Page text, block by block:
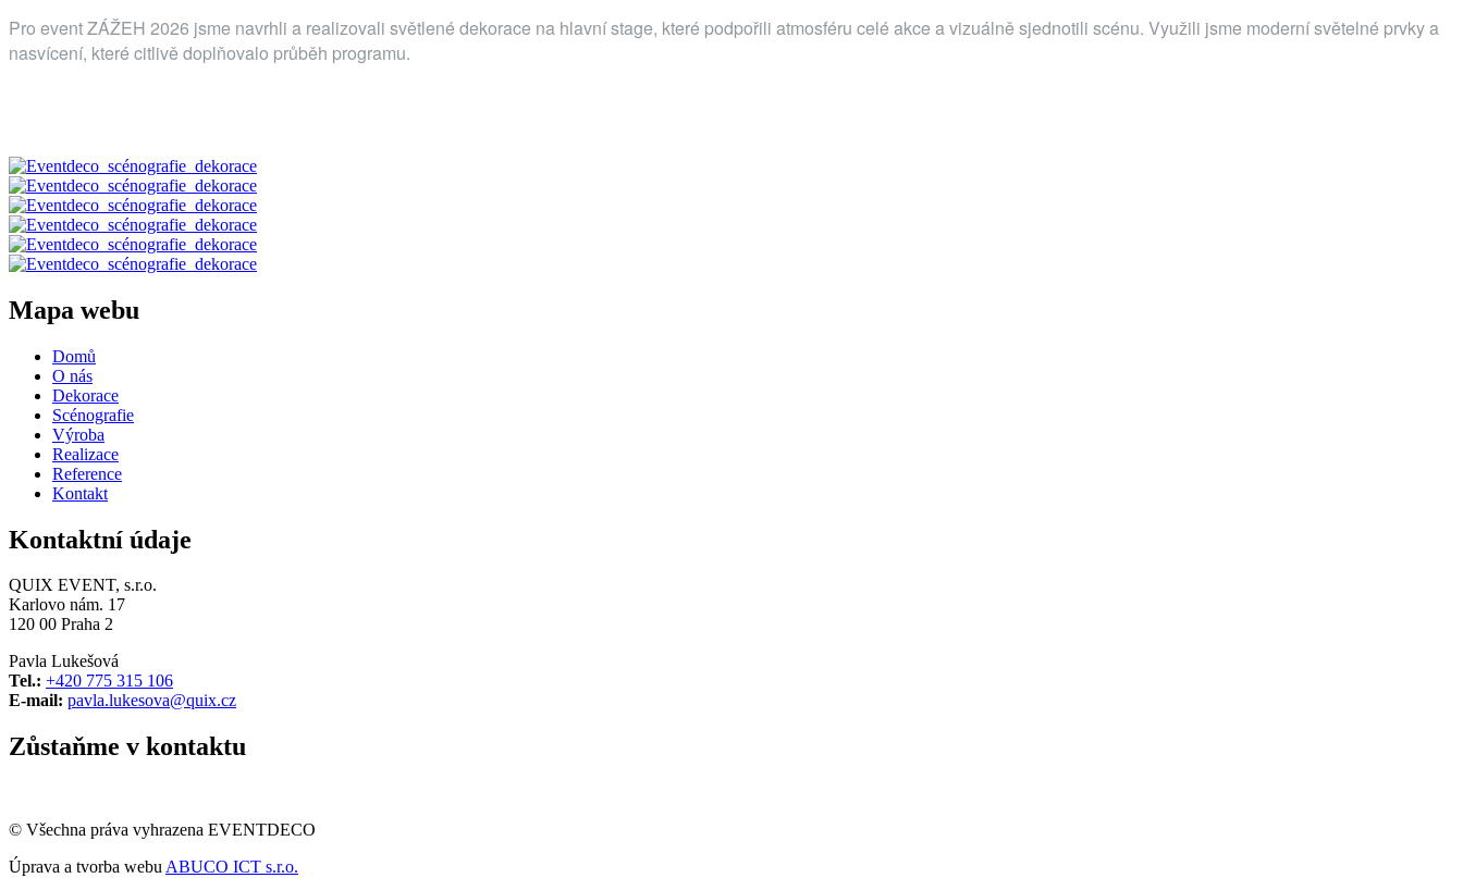
Pro event ZÁŽEH 2026 jsme navrhli a realizovali světlené dekorace na hlavní stage, které podpořili atmosféru celé akce a vizuálně sjednotili scénu. Využili jsme moderní světelné prvky a
nasvícení, které citlivě doplňovalo průběh programu.
Mapa webu
Domů
O nás
Dekorace
Scénografie
Výroba
Realizace
Reference
Kontakt
Kontaktní údaje
QUIX EVENT, s.r.o.
Karlovo nám. 17
120 00 Praha 2
Pavla Lukešová
Tel.: +420 775 315 106
E-mail: pavla.lukesova@quix.cz
Zůstaňme v kontaktu
© Všechna práva vyhrazena EVENTDECO
Úprava a tvorba webu ABUCO ICT s.r.o.